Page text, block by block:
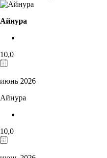
Айнура
10,0
июнь 2026
Айнура
10,0